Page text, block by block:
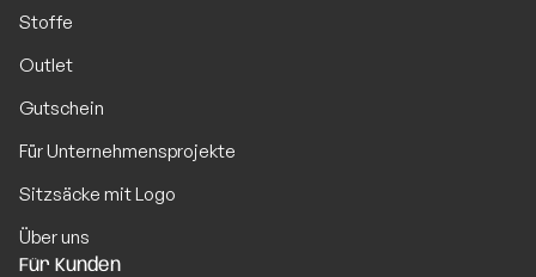
Stoffe
Outlet
Gutschein
Für Unternehmensprojekte
Sitzsäcke mit Logo
Über uns
Für Kunden